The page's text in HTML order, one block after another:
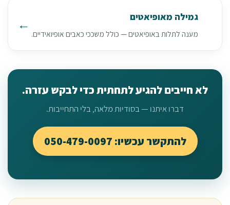
גמילה מאופיאטים
מענה לתלות באופיאטים — כולל משככי כאבים אופיואידיים.
לא חייבים להגיע לתחתית כדי לבקש עזרה.
דברו איתנו — בסודיות מלאה, בלי התחייבות.
להתקשר עכשיו: 050-479-0097